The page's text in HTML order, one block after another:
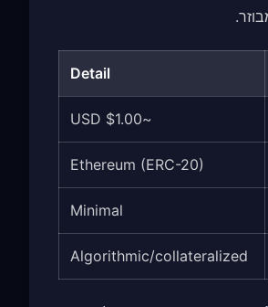
Detail
~$1.00 USD
Ethereum (ERC-20)
Minimal
Algorithmic/collateralized